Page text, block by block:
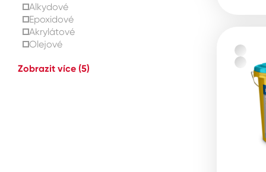
Alkydové
Epoxidové
Akrylátové
Olejové
Zobrazit více (5)